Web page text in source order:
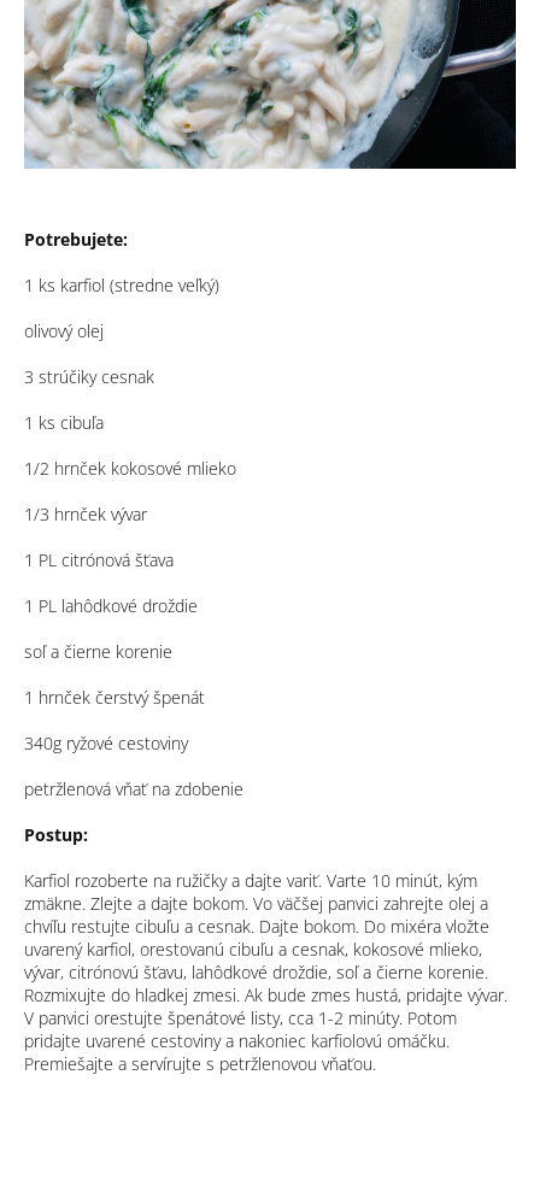
Potrebujete:
1 ks karfiol (stredne veľký)
olivový olej
3 strúčiky cesnak
1 ks cibuľa
1/2 hrnček kokosové mlieko
1/3 hrnček vývar
1 PL citrónová šťava
1 PL lahôdkové droždie
soľ a čierne korenie
1 hrnček čerstvý špenát
340g ryžové cestoviny
petržlenová vňať na zdobenie
Postup:
Karfiol rozoberte na ružičky a dajte variť. Varte 10 minút, kým
zmäkne. Zlejte a dajte bokom. Vo väčšej panvici zahrejte olej a
chvíľu restujte cibuľu a cesnak. Dajte bokom. Do mixéra vložte
uvarený karfiol, orestovanú cibuľu a cesnak, kokosové mlieko,
vývar, citrónovú šťavu, lahôdkové droždie, soľ a čierne korenie.
Rozmixujte do hladkej zmesi. Ak bude zmes hustá, pridajte vývar.
V panvici orestujte špenátové listy, cca 1-2 minúty. Potom
pridajte uvarené cestoviny a nakoniec karfiolovú omáčku.
Premiešajte a servírujte s petržlenovou vňaťou.